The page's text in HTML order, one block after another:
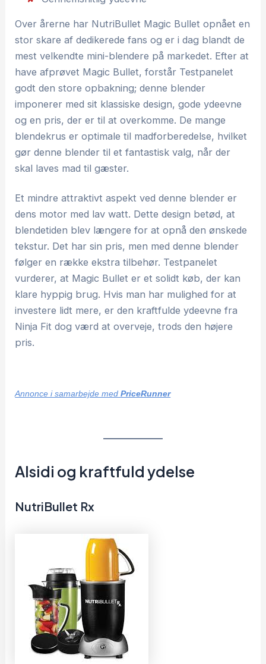
Over årerne har NutriBullet Magic Bullet opnået en
stor skare af dedikerede fans og er i dag blandt de
mest velkendte mini-blendere på markedet. Efter at
have afprøvet Magic Bullet, forstår Testpanelet
godt den store opbakning; denne blender
imponerer med sit klassiske design, gode ydeevne
og en pris, der er til at overkomme. De mange
blendekrus er optimale til madforberedelse, hvilket
gør denne blender til et fantastisk valg, når der
skal laves mad til gæster.
Et mindre attraktivt aspekt ved denne blender er
dens motor med lav watt. Dette design betød, at
blendetiden blev længere for at opnå den ønskede
tekstur. Det har sin pris, men med denne blender
følger en række ekstra tilbehør. Testpanelet
vurderer, at Magic Bullet er et solidt køb, der kan
klare hyppig brug. Hvis man har mulighed for at
investere lidt mere, er den kraftfulde ydeevne fra
Ninja Fit dog værd at overveje, trods den højere
pris.
Annonce i samarbejde medPriceRunner
Alsidi og kraftfuld ydelse
NutriBullet Rx